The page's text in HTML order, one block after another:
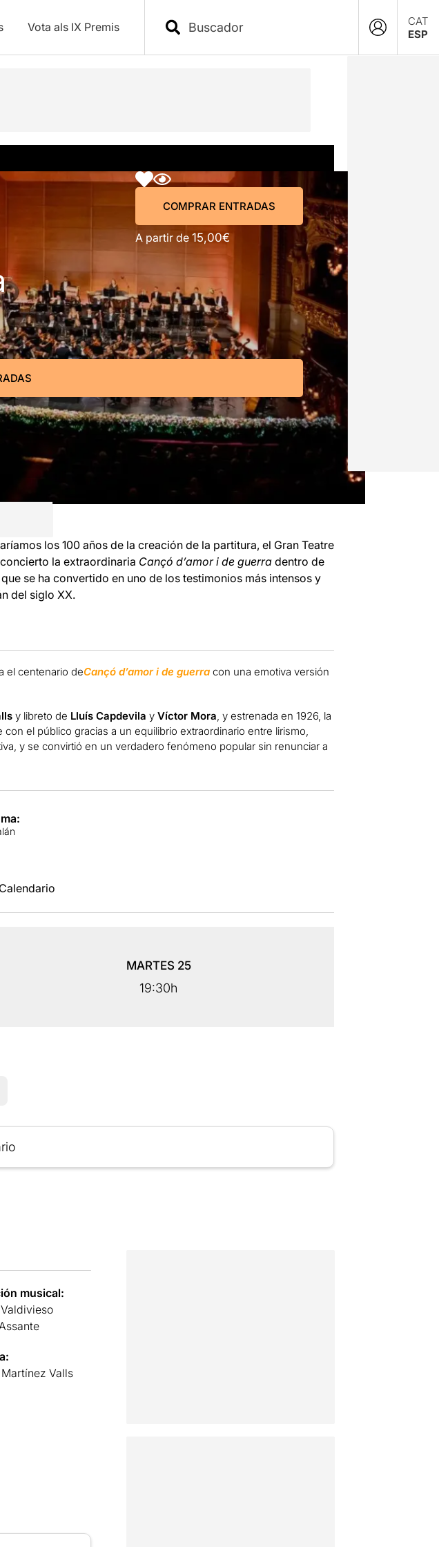
Vota als IX Premis
CAT
ESP
COMPRAR ENTRADAS
A partir de 15,00€
COMPRAR ENTRADAS
los 100 años de la creación de la partitura, el Gran Teatre
la extraordinaria Cançó d’amor i de guerradentro de
se ha convertido en uno de los testimonios más intensos y
del siglo XX.
el centenario deCançó d’amor i de guerracon una emotiva versión
y libreto de Lluís Capdevila y Víctor Mora , y estrenada en 1926, la
el público gracias a un equilibrio extraordinario entre lirismo,
y se convirtió en un verdadero fenómeno popular sin renunciar a
Calendario
MARTES 25
19:30h
musical:
Martínez Valls